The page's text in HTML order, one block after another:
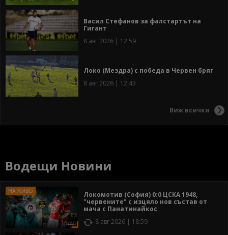
Васил Стефанов за фалстартът на
Гигант
8 авг 2026 | 12:59
Локо (Мездра) с победа в Червен бряг
8 авг 2026 | 12:43
Виж всички
Водещи Новини
Локомотив (София) 0:0 ЦСКА 1948,
"червените" с изцяло нов състав от
мача с Панатинайкос
8 авг 2026 | 18:59